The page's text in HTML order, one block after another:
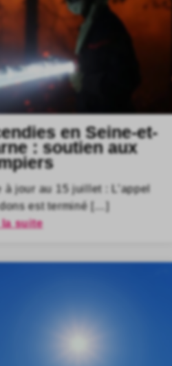
en Seine-et-
: soutien aux
à jour au 15 juillet : L’appel
est terminé […]
suite